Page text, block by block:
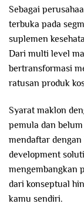
Sebagai
terbuka pada
suplemen
Dari multi level
bertransformasi
ratusan produk
Syarat maklon
pemula dan
mendaftar
development
mengembangkan
dari konseptual
kamu sendiri.